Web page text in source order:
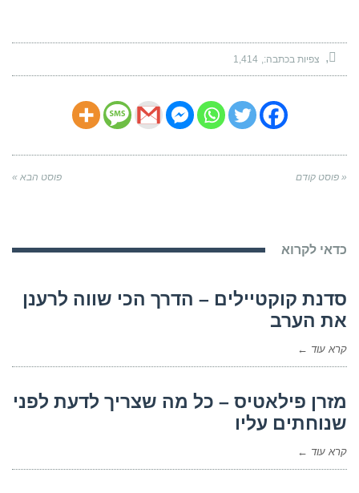
צפיות בכתבה: 1,414
« פוסט קודם פוסט הבא »
כדאי לקרוא
סדנת קוקטיילים – הדרך הכי שווה לרענן
את הערב
קרא עוד ←
מזרן פילאטיס – כל מה שצריך לדעת לפני
שנוחתים עליו
קרא עוד ←